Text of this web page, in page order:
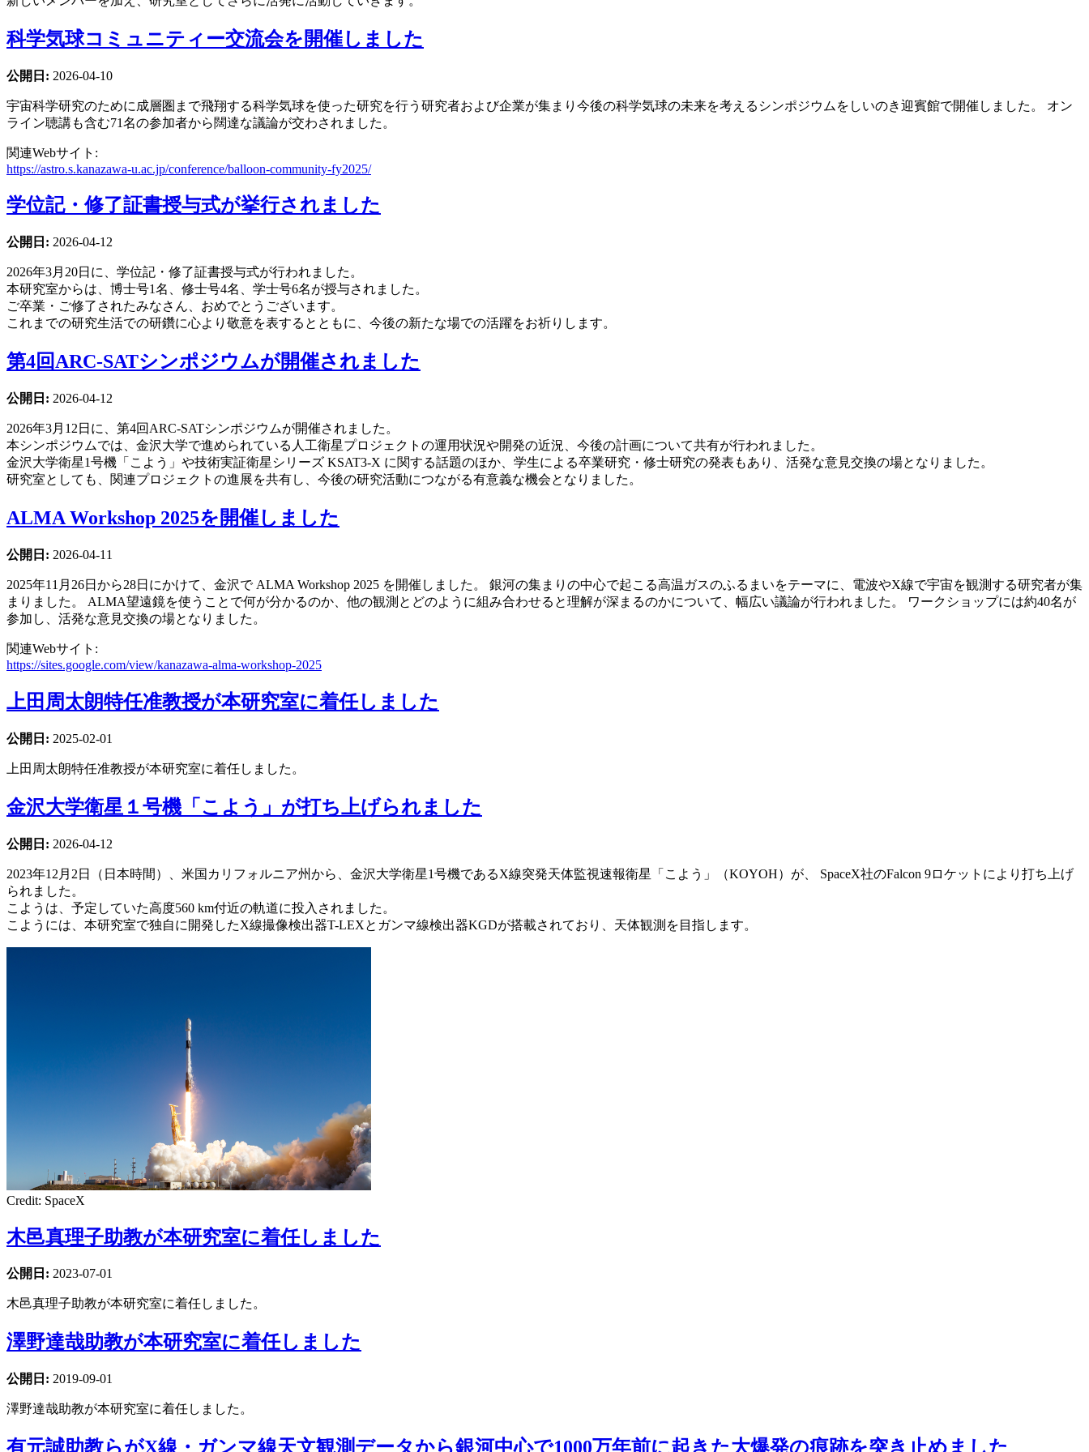
科学気球コミュニティー交流会を開催しました
公開日: 2026-04-10
宇宙科学研究のために成層圏まで飛翔する科学気球を使った研究を行う研究者および企業が集まり今後の科学気球の未来を考えるシンポジウムをしいのき迎賓館で開催しました。 オン
ライン聴講も含む71名の参加者から闊達な議論が交わされました。
関連Webサイト:
https://astro.s.kanazawa-u.ac.jp/conference/balloon-community-fy2025/
学位記・修了証書授与式が挙行されました
公開日: 2026-04-12
2026年3月20日に、学位記・修了証書授与式が行われました。
本研究室からは、博士号1名、修士号4名、学士号6名が授与されました。
ご卒業・ご修了されたみなさん、おめでとうございます。
これまでの研究生活での研鑽に心より敬意を表するとともに、今後の新たな場での活躍をお祈りします。
第4回ARC-SATシンポジウムが開催されました
公開日: 2026-04-12
2026年3月12日に、第4回ARC-SATシンポジウムが開催されました。
本シンポジウムでは、金沢大学で進められている人工衛星プロジェクトの運用状況や開発の近況、今後の計画について共有が行われました。
金沢大学衛星1号機「こよう」や技術実証衛星シリーズ KSAT3-X に関する話題のほか、学生による卒業研究・修士研究の発表もあり、活発な意見交換の場となりました。
研究室としても、関連プロジェクトの進展を共有し、今後の研究活動につながる有意義な機会となりました。
ALMA Workshop 2025を開催しました
公開日: 2026-04-11
2025年11月26日から28日にかけて、金沢で ALMA Workshop 2025 を開催しました。 銀河の集まりの中心で起こる高温ガスのふるまいをテーマに、電波やX線で宇宙を観測する研究者が集
まりました。 ALMA望遠鏡を使うことで何が分かるのか、他の観測とどのように組み合わせると理解が深まるのかについて、幅広い議論が行われました。 ワークショップには約40名が
参加し、活発な意見交換の場となりました。
関連Webサイト:
https://sites.google.com/view/kanazawa-alma-workshop-2025
上田周太朗特任准教授が本研究室に着任しました
公開日: 2025-02-01
上田周太朗特任准教授が本研究室に着任しました。
金沢大学衛星１号機「こよう」が打ち上げられました
公開日: 2026-04-12
2023年12月2日（日本時間）、米国カリフォルニア州から、金沢大学衛星1号機であるX線突発天体監視速報衛星「こよう」（KOYOH）が、 SpaceX社のFalcon 9ロケットにより打ち上げ
られました。
こようは、予定していた高度560 km付近の軌道に投入されました。
こようには、本研究室で独自に開発したX線撮像検出器T-LEXとガンマ線検出器KGDが搭載されており、天体観測を目指します。
Credit: SpaceX
木邑真理子助教が本研究室に着任しました
公開日: 2023-07-01
木邑真理子助教が本研究室に着任しました。
澤野達哉助教が本研究室に着任しました
公開日: 2019-09-01
澤野達哉助教が本研究室に着任しました。
有元誠助教らがX線・ガンマ線天文観測データから銀河中心で1000万年前に起きた大爆発の痕跡を突き止めました